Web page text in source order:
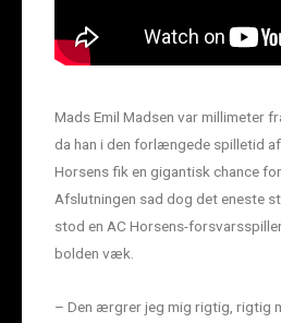
Mads Emil Madsen var millimeter
da han i den forlængede spilletid
Horsens fik en gigantisk chance for
Afslutningen sad dog det eneste
stod en AC Horsens-
bolden væk.
– Den ærgrer jeg mig rigtig, rigtig